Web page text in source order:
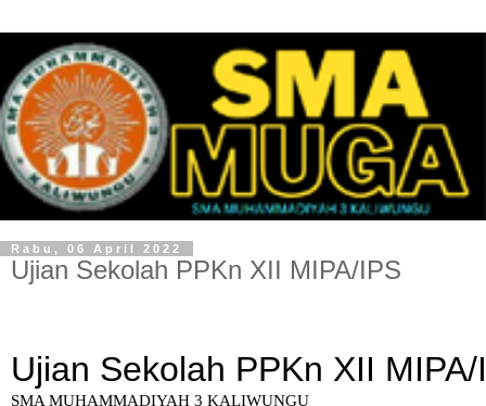
Rabu, 06 April 2022
Ujian Sekolah PPKn XII MIPA/IPS